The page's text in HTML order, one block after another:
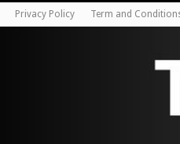
Privacy Policy Term and